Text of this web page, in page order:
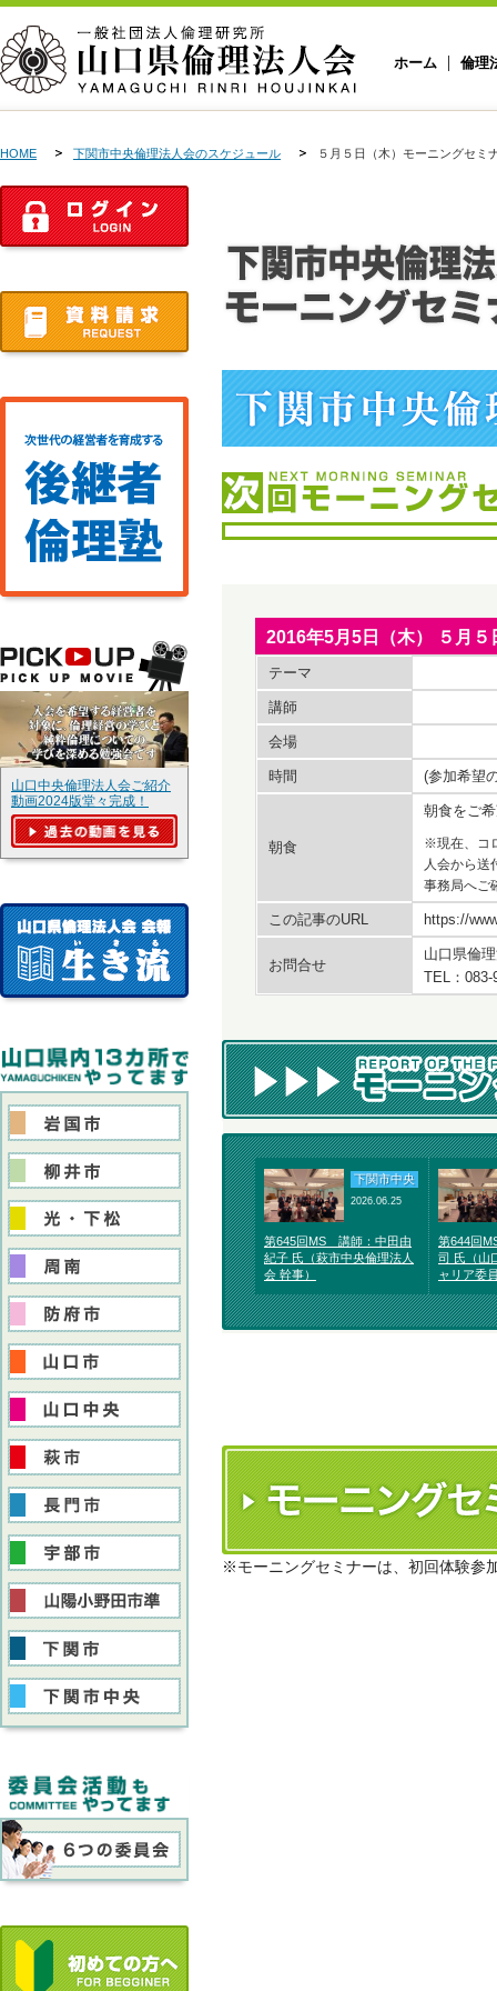
ホーム 倫理
HOME 下関市中央倫理法人会のスケジュール ５月５日（木）モーニングセ
2016年5月5日（木） ５月
テーマ
講師
会場
時間 (参加希望
朝食
朝食をご
※現在、コ
人会から送
事務局へご
この記事のURL https://
お問合せ
山口県倫
TEL：
下関市中央
2026.06.25
第645回MS 講師：中田由
紀子 氏（萩市中央倫理法人
会 幹事）
第644回
司 氏（山
ャリア委
※モーニングセミナーは、初回体験参
山口中央倫理法人会ご紹介
動画2024版堂々完成！